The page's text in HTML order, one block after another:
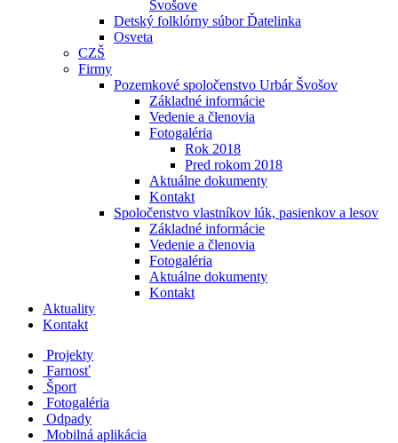
Švošove
Detský folklórny súbor Ďatelinka
Osveta
CZŠ
Firmy
Pozemkové spoločenstvo Urbár Švošov
Základné informácie
Vedenie a členovia
Fotogaléria
Rok 2018
Pred rokom 2018
Aktuálne dokumenty
Kontakt
Spoločenstvo vlastníkov lúk, pasienkov a lesov
Základné informácie
Vedenie a členovia
Fotogaléria
Aktuálne dokumenty
Kontakt
Aktuality
Kontakt
Projekty
Farnosť
Šport
Fotogaléria
Odpady
Mobilná aplikácia